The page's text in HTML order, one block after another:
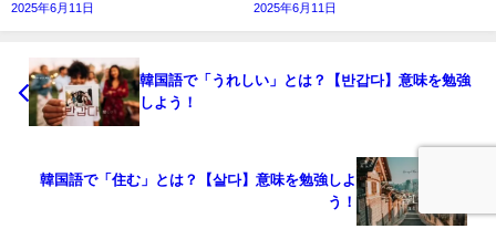
2025年6月11日 2025年6月11日
韓国語で「うれしい」とは？【반갑다】意味を勉強
しよう！
韓国語で「住む」とは？【살다】意味を勉強しよ
う！